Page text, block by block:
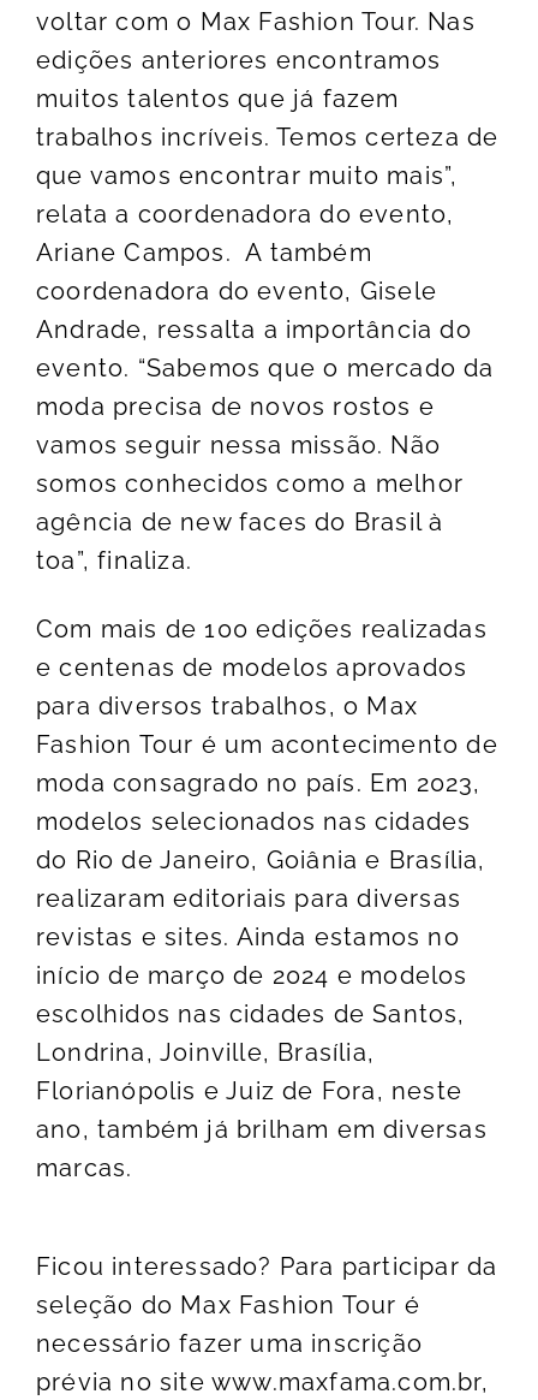
voltar com o Max Fashion Tour. Nas
edições anteriores encontramos
muitos talentos que já fazem
trabalhos incríveis. Temos certeza de
que vamos encontrar muito mais”,
relata a coordenadora do evento,
Ariane Campos. A também
coordenadora do evento, Gisele
Andrade, ressalta a importância do
evento. “Sabemos que o mercado da
moda precisa de novos rostos e
vamos seguir nessa missão. Não
somos conhecidos como a melhor
agência de new faces do Brasil à
toa”, finaliza.
Com mais de 100 edições realizadas
e centenas de modelos aprovados
para diversos trabalhos, o Max
Fashion Tour é um acontecimento de
moda consagrado no país. Em 2023,
modelos selecionados nas cidades
do Rio de Janeiro, Goiânia e Brasília,
realizaram editoriais para diversas
revistas e sites. Ainda estamos no
início de março de 2024 e modelos
escolhidos nas cidades de Santos,
Londrina, Joinville, Brasília,
Florianópolis e Juiz de Fora, neste
ano, também já brilham em diversas
marcas.
Ficou interessado? Para participar da
seleção do Max Fashion Tour é
necessário fazer uma inscrição
prévia no site www.maxfama.com.br,